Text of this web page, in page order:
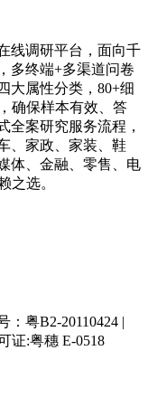
线调研平台，面向千
多终端+多渠道问卷
大属性分类，80+细
确保样本有效、答
全案研究服务流程，
、家政、家装、鞋
体、金融、零售、电
之选。
：粤B2-20110424 |
证:粤穗 E-0518